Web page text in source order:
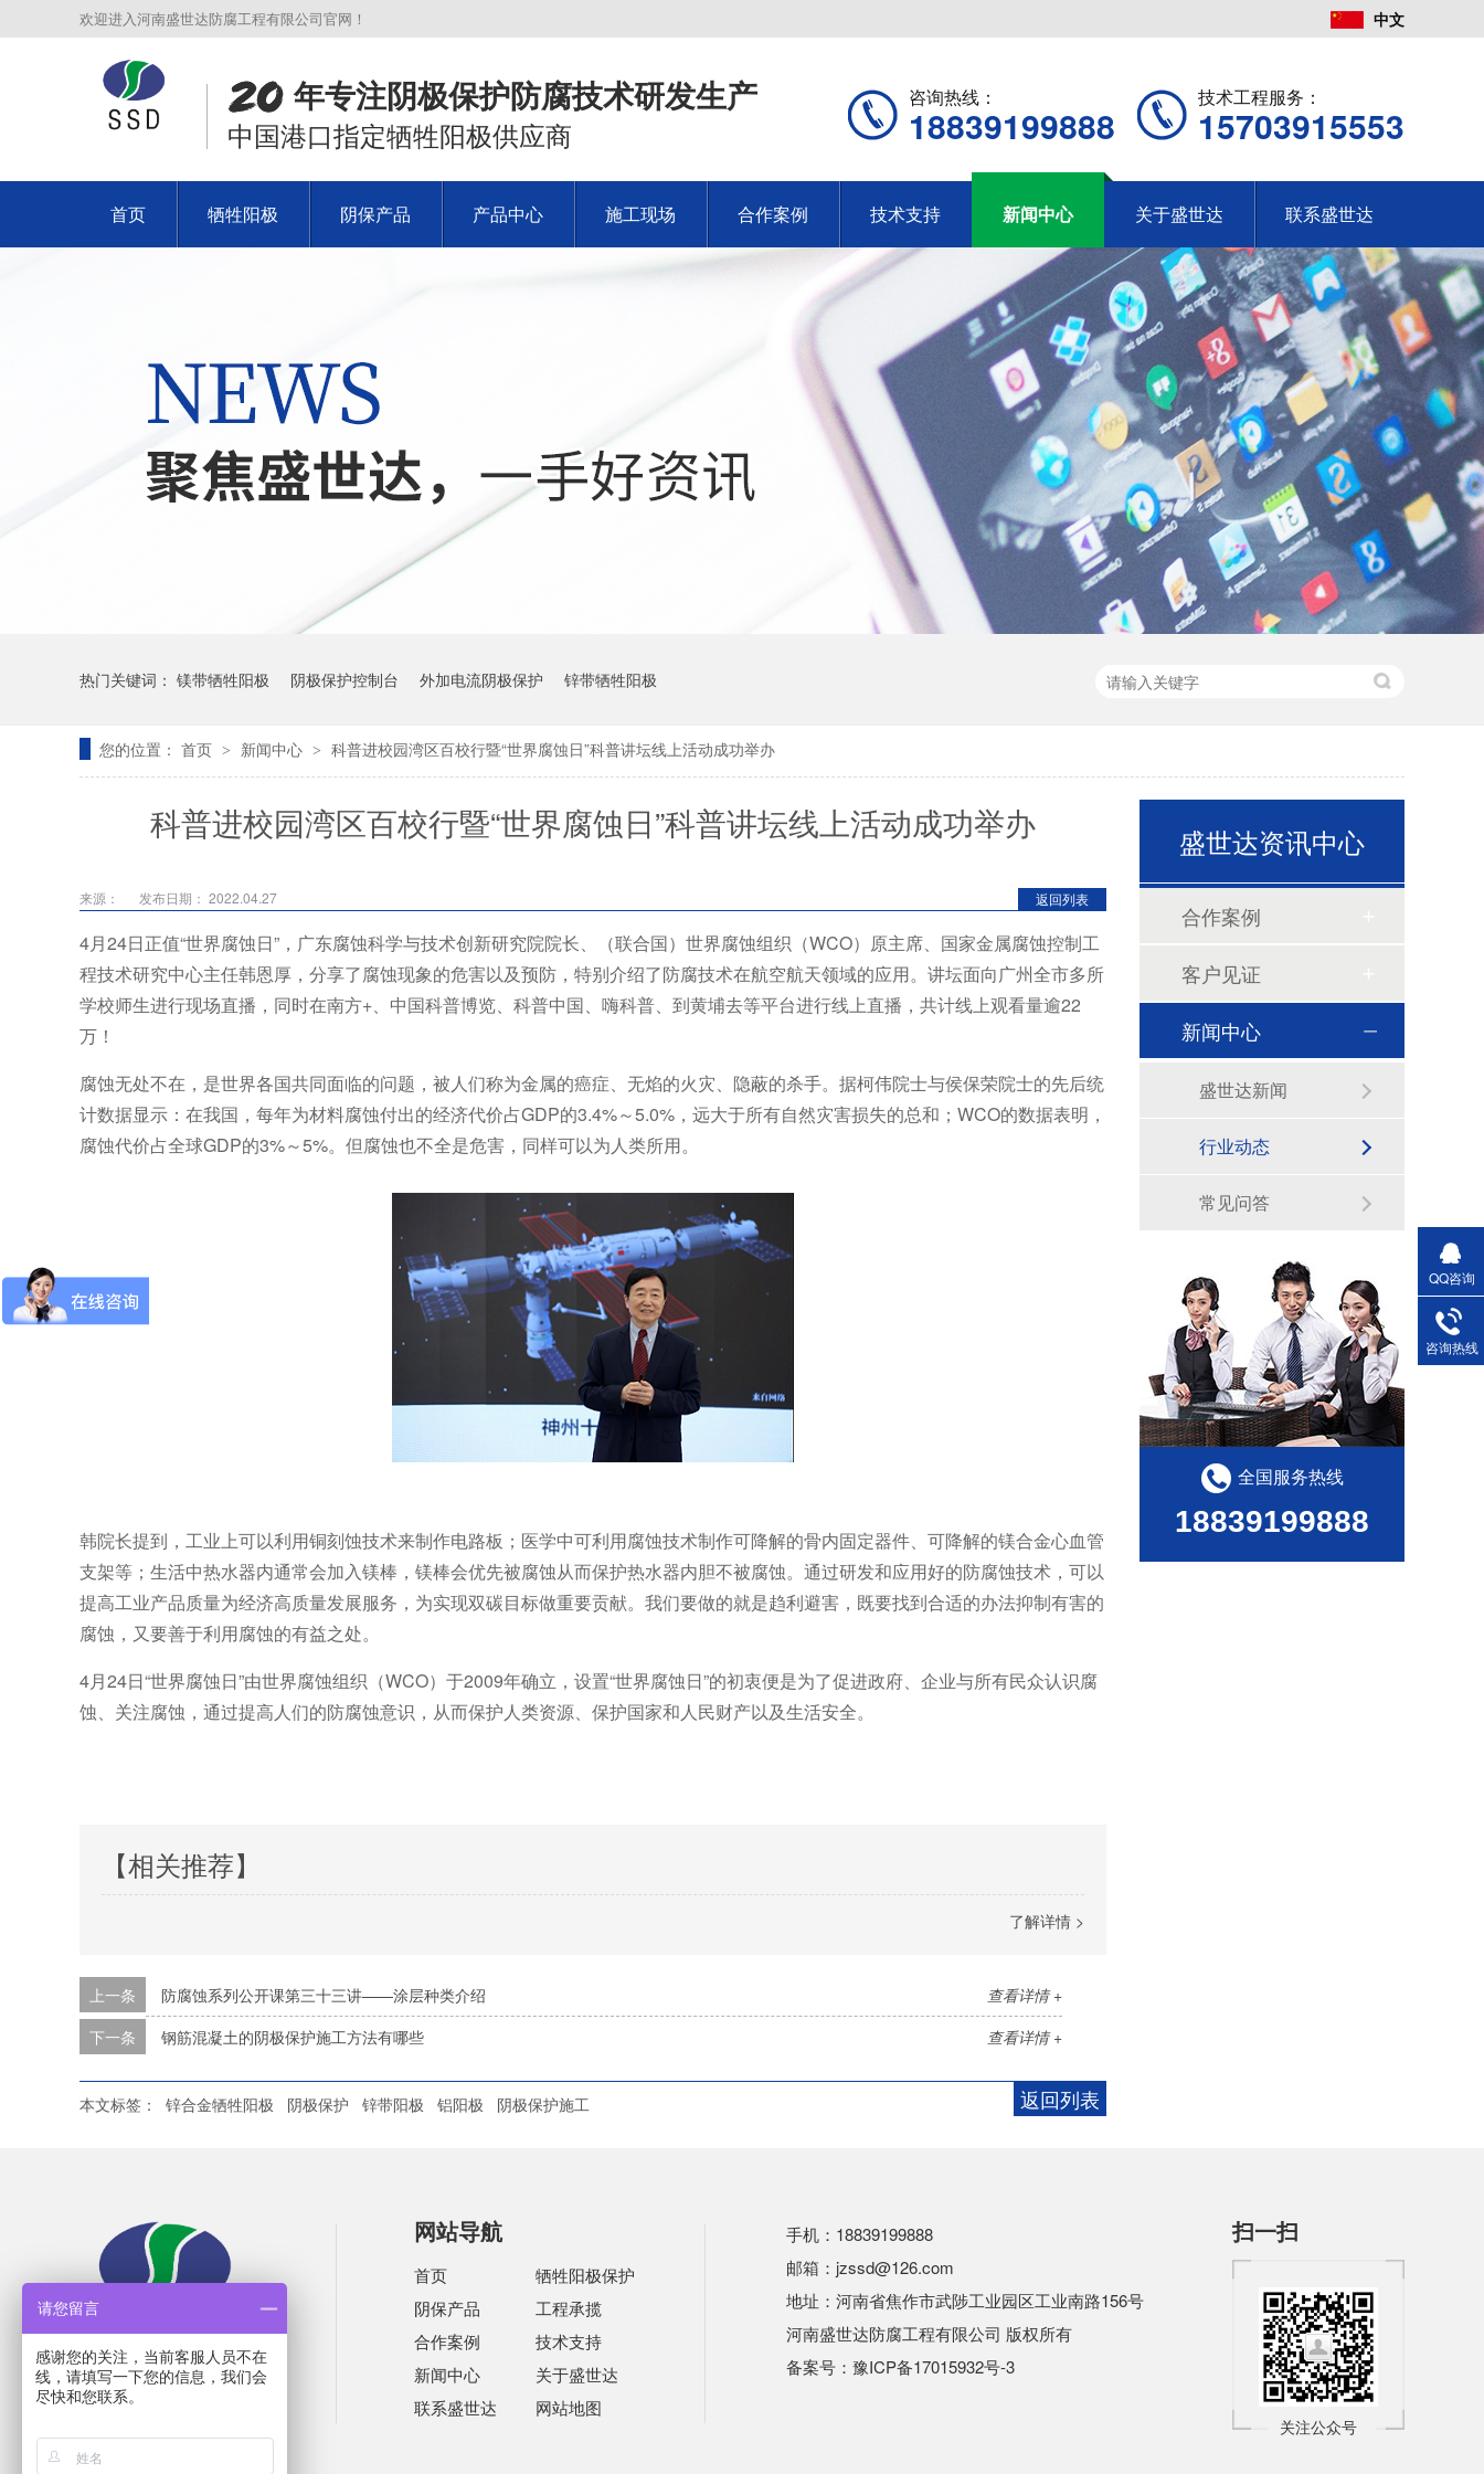
欢迎进入河南盛世达防腐工程有限公司官网！ 中文
年专注阴极保护防腐技术研发生产
中国港口指定牺牲阳极供应商
技术工程服务：
15703915553
咨询热线：
18839199888
首页 牺牲阳极 阴保产品 产品中心 施工现场 合作案例 技术支持 新闻中心 关于盛世达 联系盛世达
热门关键词： 镁带牺牲阳极 阴极保护控制台 外加电流阴极保护 锌带牺牲阳极
您的位置： 首页 > 新闻中心 > 科普进校园湾区百校行暨“世界腐蚀日”科普讲坛线上活动成功举办
科普进校园湾区百校行暨“世界腐蚀日”科普讲坛线上活动成功举办
返回列表
来源： 发布日期： 2022.04.27
4月24日正值“世界腐蚀日”，广东腐蚀科学与技术创新研究院院长、（联合国）世界腐蚀组织（WCO）原主席、国家金属腐蚀控制工
程技术研究中心主任韩恩厚，分享了腐蚀现象的危害以及预防，特别介绍了防腐技术在航空航天领域的应用。讲坛面向广州全市多所
学校师生进行现场直播，同时在南方+、中国科普博览、科普中国、嗨科普、到黄埔去等平台进行线上直播，共计线上观看量逾22
万！
腐蚀无处不在，是世界各国共同面临的问题，被人们称为金属的癌症、无焰的火灾、隐蔽的杀手。据柯伟院士与侯保荣院士的先后统
计数据显示：在我国，每年为材料腐蚀付出的经济代价占GDP的3.4%～5.0%，远大于所有自然灾害损失的总和；WCO的数据表明，
腐蚀代价占全球GDP的3%～5%。但腐蚀也不全是危害，同样可以为人类所用。
韩院长提到，工业上可以利用铜刻蚀技术来制作电路板；医学中可利用腐蚀技术制作可降解的骨内固定器件、可降解的镁合金心血管
支架等；生活中热水器内通常会加入镁棒，镁棒会优先被腐蚀从而保护热水器内胆不被腐蚀。通过研发和应用好的防腐蚀技术，可以
提高工业产品质量为经济高质量发展服务，为实现双碳目标做重要贡献。我们要做的就是趋利避害，既要找到合适的办法抑制有害的
腐蚀，又要善于利用腐蚀的有益之处。
4月24日“世界腐蚀日”由世界腐蚀组织（WCO）于2009年确立，设置“世界腐蚀日”的初衷便是为了促进政府、企业与所有民众认识腐
蚀、关注腐蚀，通过提高人们的防腐蚀意识，从而保护人类资源、保护国家和人民财产以及生活安全。
【相关推荐】
了解详情 >
查看详情 +
上一条
防腐蚀系列公开课第三十三讲——涂层种类介绍
查看详情 +
下一条 钢筋混凝土的阴极保护施工方法有哪些
返回列表
本文标签： 锌合金牺牲阳极 阴极保护 锌带阳极 铝阳极 阴极保护施工
盛世达资讯中心
合作案例
客户见证
新闻中心
盛世达新闻
行业动态
常见问答
全国服务热线
18839199888
网站导航
首页
牺牲阳极保护
阴保产品
工程承揽
合作案例
技术支持
新闻中心
关于盛世达
联系盛世达
网站地图
手机：18839199888
邮箱：jzssd@126.com
地址：河南省焦作市武陟工业园区工业南路156号
河南盛世达防腐工程有限公司 版权所有
备案号： 豫ICP备17015932号-3
扫一扫
关注公众号
QQ咨询
咨询热线
请您留言
感谢您的关注，当前客服人员不在
线，请填写一下您的信息，我们会
尽快和您联系。